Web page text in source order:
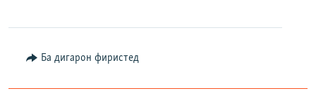
Ба дигарон фиристед